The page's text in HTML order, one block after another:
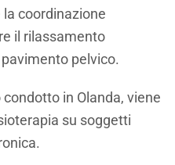
coordinazione
il rilassamento
pelvico.
in Olanda, viene
su soggetti